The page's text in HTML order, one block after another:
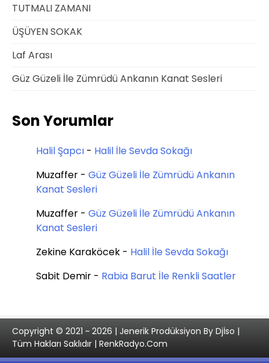
TUTMALI ZAMANI
ÜŞÜYEN SOKAK
Laf Arası
Güz Güzeli İle Zümrüdü Ankanın Kanat Sesleri
Son Yorumlar
Halil Şapcı - Halil İle Sevda Sokağı
Muzaffer - Güz Güzeli İle Zümrüdü Ankanın
Kanat Sesleri
Muzaffer - Güz Güzeli İle Zümrüdü Ankanın
Kanat Sesleri
Zekine Karaköcek - Halil İle Sevda Sokağı
Sabit Demir - Rabia Barut İle Renkli Saatler
Copyright © 2021 ~ 2026 | Jenerik Prodüksiyon By Djİso |
Tüm Hakları Saklıdır | RenkRadyo.Com